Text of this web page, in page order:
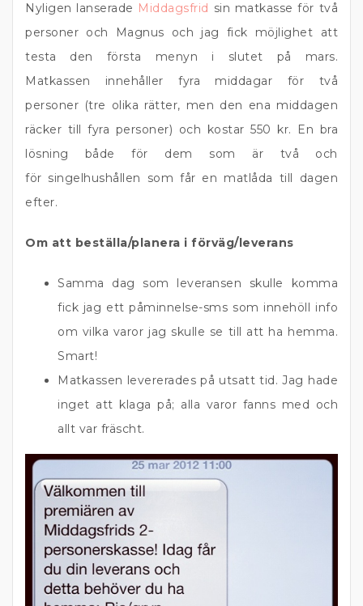
Nyligen lanserade Middagsfrid sin matkasse för två
personer och Magnus och jag fick möjlighet att
testa den första menyn i slutet på mars.
Matkassen innehåller fyra middagar för två
personer (tre olika rätter, men den ena middagen
räcker till fyra personer) och kostar 550 kr. En bra
lösning både för dem som är två och
för singelhushållen som får en matlåda till dagen
efter.
Om att beställa/planera i förväg/leverans
Samma dag som leveransen skulle komma
fick jag ett påminnelse-sms som innehöll info
om vilka varor jag skulle se till att ha hemma.
Smart!
Matkassen levererades på utsatt tid. Jag hade
inget att klaga på; alla varor fanns med och
allt var fräscht.